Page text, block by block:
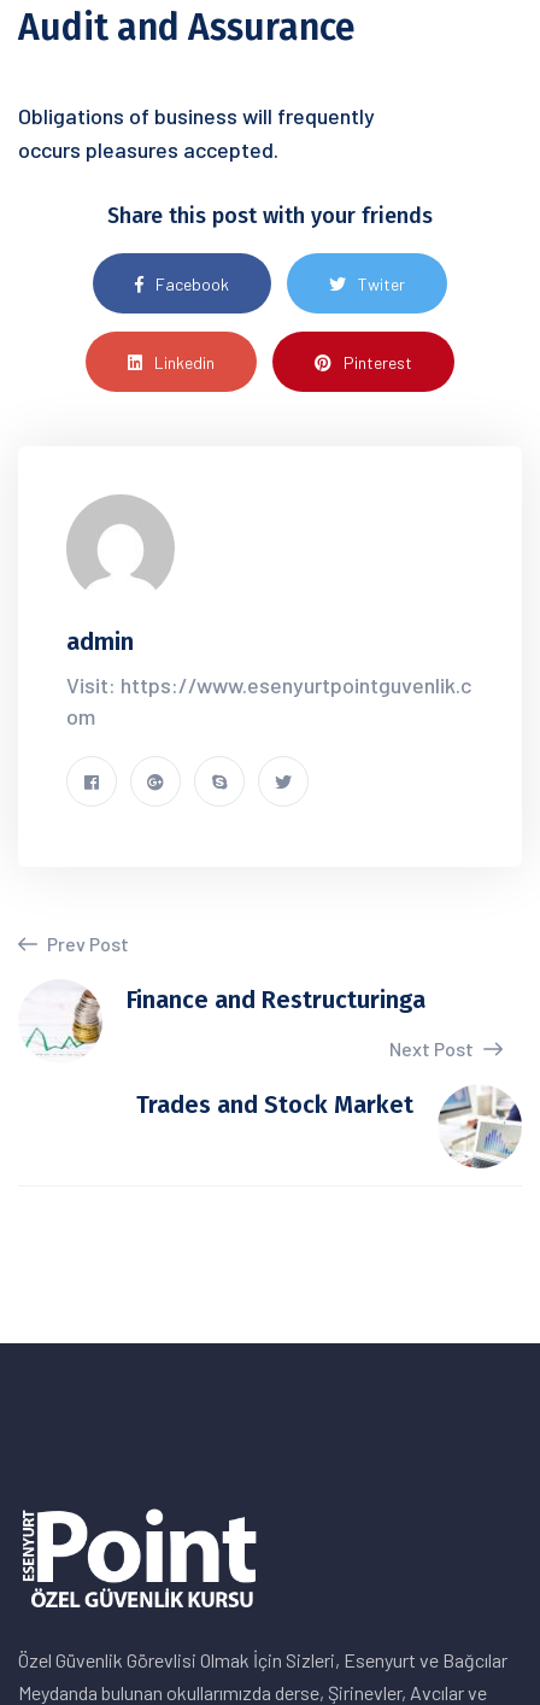
Audit and Assurance
Obligations of business will frequently
occurs pleasures accepted.
Share this post with your friends
Facebook Twiter
Linkedin Pinterest
admin
Visit: https://www.esenyurtpointguvenlik.c
om
Prev Post
Finance and Restructuringa
Next Post
Trades and Stock Market
Özel Güvenlik Görevlisi Olmak İçin Sizleri, Esenyurt ve Bağcılar
Meydanda bulunan okullarımızda derse, Şirinevler, Avcılar ve